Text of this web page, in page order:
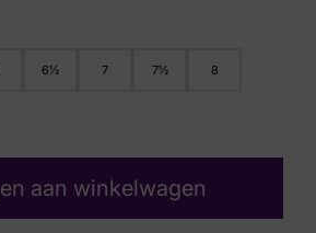
6½ 7 7½ 8
aan winkelwagen